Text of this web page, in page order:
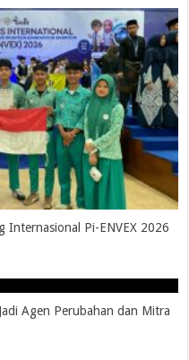
Internasional Pi-ENVEX 2026
Agen Perubahan dan Mitra